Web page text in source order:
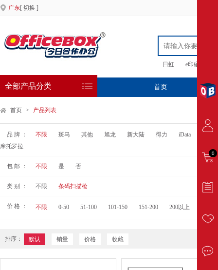
广东[ 切换 ]
日虹 e印硒鼓
全部产品分类 首页 专
首页 > 产品列表
品 牌 ： 不限 斑马 其他 旭龙 新大陆 得力 iData
摩托罗拉
包 邮 ： 不限 是 否
类 别 ： 不限 条码扫描枪
价 格 ： 不限 0-50 51-100 101-150 151-200 200以上
排序： 默认 销量 价格 收藏
0